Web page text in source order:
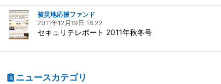
被災地応援ファンド
2011年12月19日 18:22
セキュリテレポート 2011年秋冬号
ニュースカテゴリ